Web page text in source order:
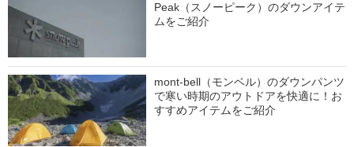
Peak（スノーピーク）のダウンアイテ
ムをご紹介
mont-bell（モンベル）のダウンパンツ
で寒い時期のアウトドアを快適に！お
すすめアイテムをご紹介